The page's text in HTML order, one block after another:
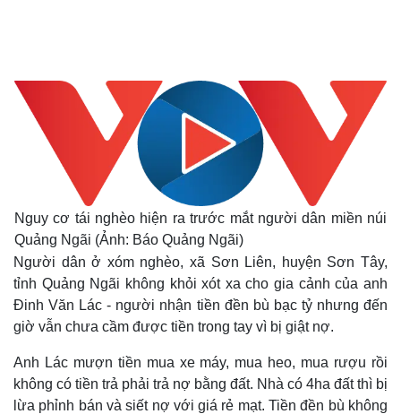
Nguy cơ tái nghèo hiện ra trước mắt người dân miền núi
Quảng Ngãi (Ảnh: Báo Quảng Ngãi)
Người dân ở xóm nghèo, xã Sơn Liên, huyện Sơn Tây,
tỉnh Quảng Ngãi không khỏi xót xa cho gia cảnh của anh
Đinh Văn Lác - người nhận tiền đền bù bạc tỷ nhưng đến
giờ vẫn chưa cầm được tiền trong tay vì bị giật nợ.
Anh Lác mượn tiền mua xe máy, mua heo, mua rượu rồi
không có tiền trả phải trả nợ bằng đất. Nhà có 4ha đất thì bị
lừa phỉnh bán và siết nợ với giá rẻ mạt. Tiền đền bù không